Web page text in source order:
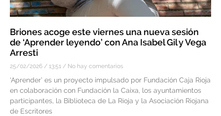
Briones acoge este viernes una nueva sesión
de ‘Aprender leyendo’ con Ana Isabel Gil y Vega
Arresti
25/02/2026 13:51 No hay comentarios
‘Aprender’ es un proyecto impulsado por Fundación Caja Rioja
en colaboración con Fundación la Caixa, los ayuntamientos
participantes, la Biblioteca de La Rioja y la Asociación Riojana
de Escritores